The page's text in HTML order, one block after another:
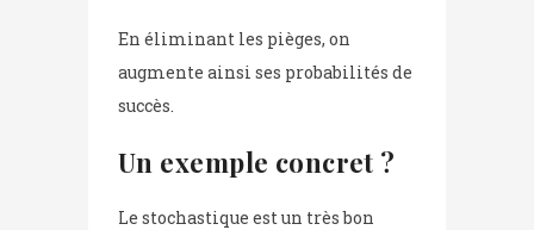
En éliminant les pièges, on
augmente ainsi ses probabilités de
succès.
Un exemple concret ?
Le stochastique est un très bon